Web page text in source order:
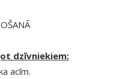
dzīvniekiem:
acīm.